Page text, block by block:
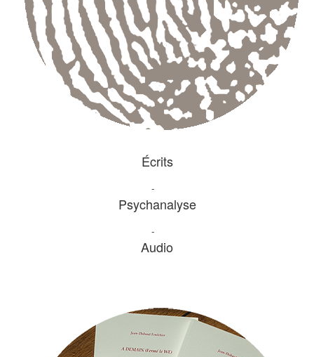
Écrits
-
Psychanalyse
-
Audio